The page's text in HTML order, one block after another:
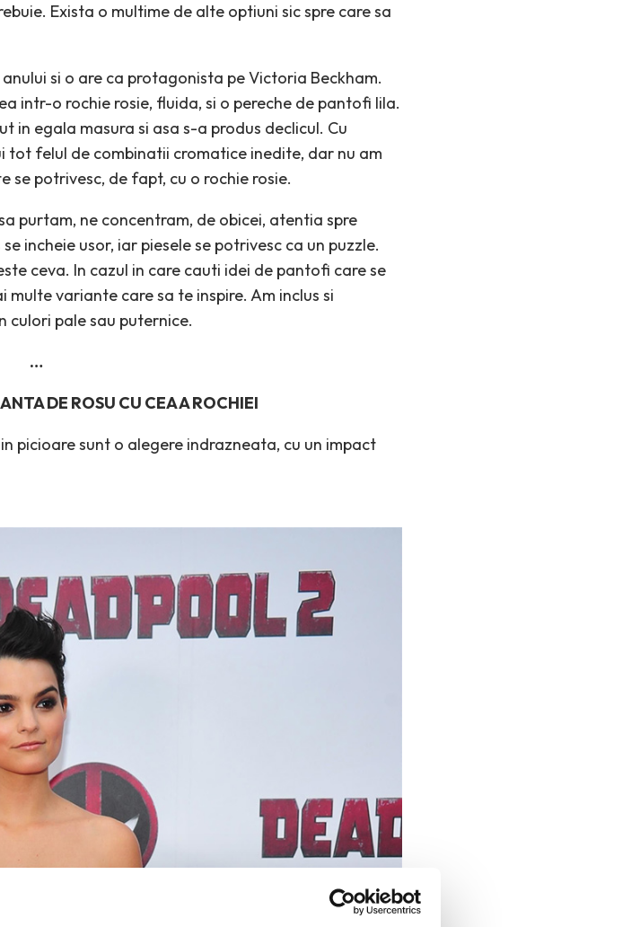
Exista o multime de alte optiuni sic spre care sa
si o are ca protagonista pe Victoria Beckham.
intr-o rochie rosie, fluida, si o pereche de pantofi lila.
in egala masura si asa s-a produs declicul. Cu
felul de combinatii cromatice inedite, dar nu am
potrivesc, de fapt, cu o rochie rosie.
purtam, ne concentram, de obicei, atentia spre
incheie usor, iar piesele se potrivesc ca un puzzle.
ceva. In cazul in care cauti idei de pantofi care se
variante care sa te inspire. Am inclus si
culori pale sau puternice.
…
DE ROSU CU CEA A ROCHIEI
picioare sunt o alegere indrazneata, cu un impact